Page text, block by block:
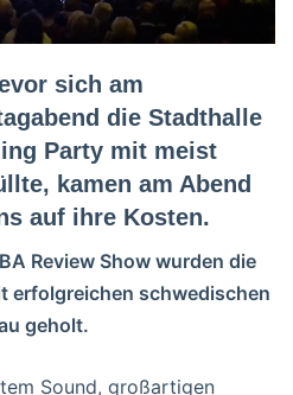
sich am
die Stadthalle
Party mit meist
kamen am Abend
auf ihre Kosten.
Review Show wurden die
erfolgreichen schwedischen
geholt.
Sound, großartigen